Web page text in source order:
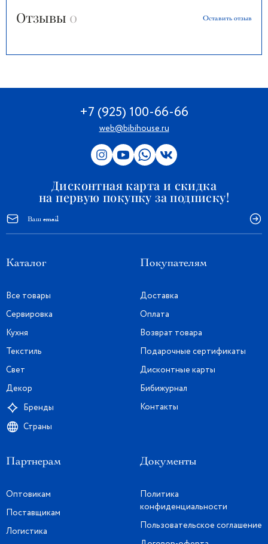
Отзывы 0 Оставить отзыв
+7 (925) 100-66-66
web@bibihouse.ru
Дисконтная карта и скидка
на первую покупку за подписку!
Каталог
Все товары
Сервировка
Кухня
Текстиль
Свет
Декор
Бренды
Страны
Покупателям
Доставка
Оплата
Возврат товара
Подарочные сертификаты
Дисконтные карты
Бибижурнал
Контакты
Партнерам
Оптовикам
Поставщикам
Логистика
Документы
Политика
конфиденциальности
Пользовательское соглашение